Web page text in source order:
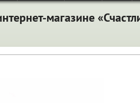
магазине